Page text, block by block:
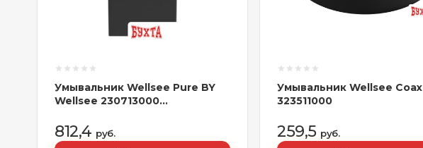
Умывальник Wellsee Pure BY
Wellsee 230713000
отверстия под смеситель,
матовый черный/глянцевый
812,4 руб.
Умывальник Wellsee Coax
323511000
259,5 руб.